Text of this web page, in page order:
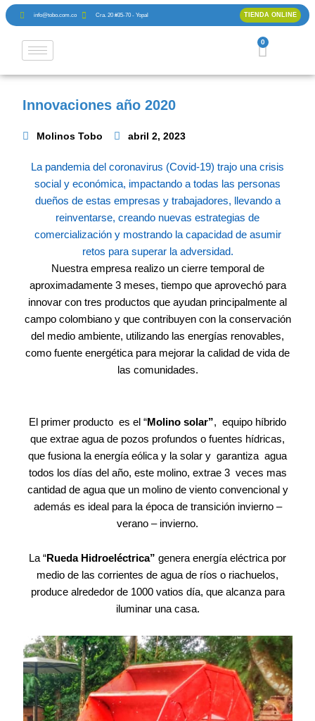
al
contenido
info@tobo.com.co Cra. 20 #35-70 - Yopal TIENDA ONLINE
0 Cart
Innovaciones año 2020
Molinos Tobo abril 2, 2023
La pandemia del coronavirus (Covid-19) trajo una crisis
social y económica, impactando a todas las personas
dueños de estas empresas y trabajadores, llevando a
reinventarse, creando nuevas estrategias de
comercialización y mostrando la capacidad de asumir
retos para superar la adversidad.
Nuestra empresa realizo un cierre temporal de
aproximadamente 3 meses, tiempo que aprovechó para
innovar con tres productos que ayudan principalmente al
campo colombiano y que contribuyen con la conservación
del medio ambiente, utilizando las energías renovables,
como fuente energética para mejorar la calidad de vida de
las comunidades.
El primer producto es el “Molino solar”, equipo híbrido
que extrae agua de pozos profundos o fuentes hídricas,
que fusiona la energía eólica y la solar y garantiza agua
todos los días del año, este molino, extrae 3 veces mas
cantidad de agua que un molino de viento convencional y
además es ideal para la época de transición invierno –
verano – invierno.
La “Rueda Hidroeléctrica” genera energía eléctrica por
medio de las corrientes de agua de ríos o riachuelos,
produce alrededor de 1000 vatios día, que alcanza para
iluminar una casa.